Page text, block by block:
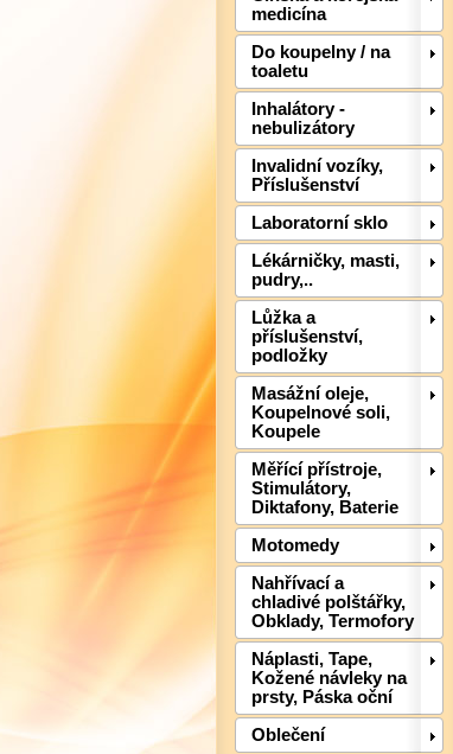
medicína
Do koupelny / na
toaletu
Inhalátory -
nebulizátory
Invalidní vozíky,
Příslušenství
Laboratorní sklo
Lékárničky, masti,
pudry,..
Lůžka a
příslušenství,
podložky
Masážní oleje,
Koupelnové soli,
Koupele
Měřící přístroje,
Stimulátory,
Diktafony, Baterie
Motomedy
Nahřívací a
chladivé polštářky,
Obklady, Termofory
Náplasti, Tape,
Kožené návleky na
prsty, Páska oční
Oblečení